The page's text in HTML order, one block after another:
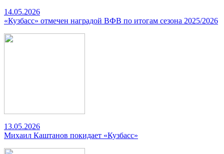
14.05.2026
«Кузбасс» отмечен наградой ВФВ по итогам сезона 2025/2026
13.05.2026
Михаил Каштанов покидает «Кузбасс»